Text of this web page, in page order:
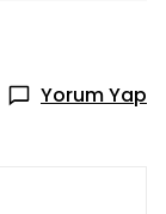
Yorum Yap